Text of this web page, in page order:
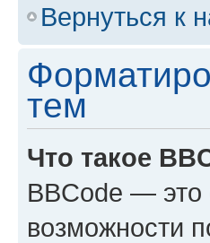
Вернуться к
тем
Что такое
BBCode — это
возможности